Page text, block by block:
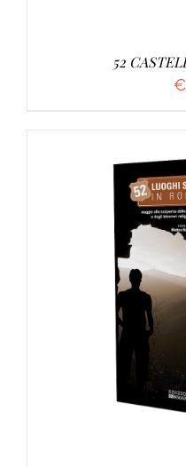
52
€
AGGIUNGI AL